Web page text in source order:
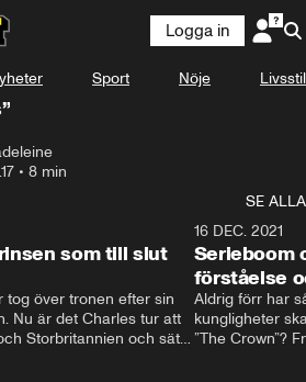
Logga in
Sport Nöje Livsstil
• 8 min
SE ALLA
som till slut
tog över tronen efter sin
Nu är det Charles tur att
Storbritannien och sätta
16 DEC. 2021
Serieboom
förståelse
Aldrig förr har
kungligheter
”The Crown”?